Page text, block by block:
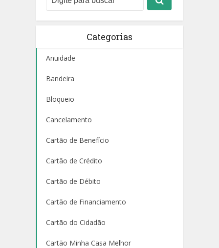
Categorias
Anuidade
Bandeira
Bloqueio
Cancelamento
Cartão de Benefício
Cartão de Crédito
Cartão de Débito
Cartão de Financiamento
Cartão do Cidadão
Cartão Minha Casa Melhor